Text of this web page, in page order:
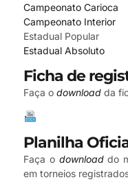
Campeonato Carioca
Campeonato Interior
Estadual Popular
Estadual Absoluto
Ficha de
Faça o download da
Planilha
Faça o downloaddo
em torneios